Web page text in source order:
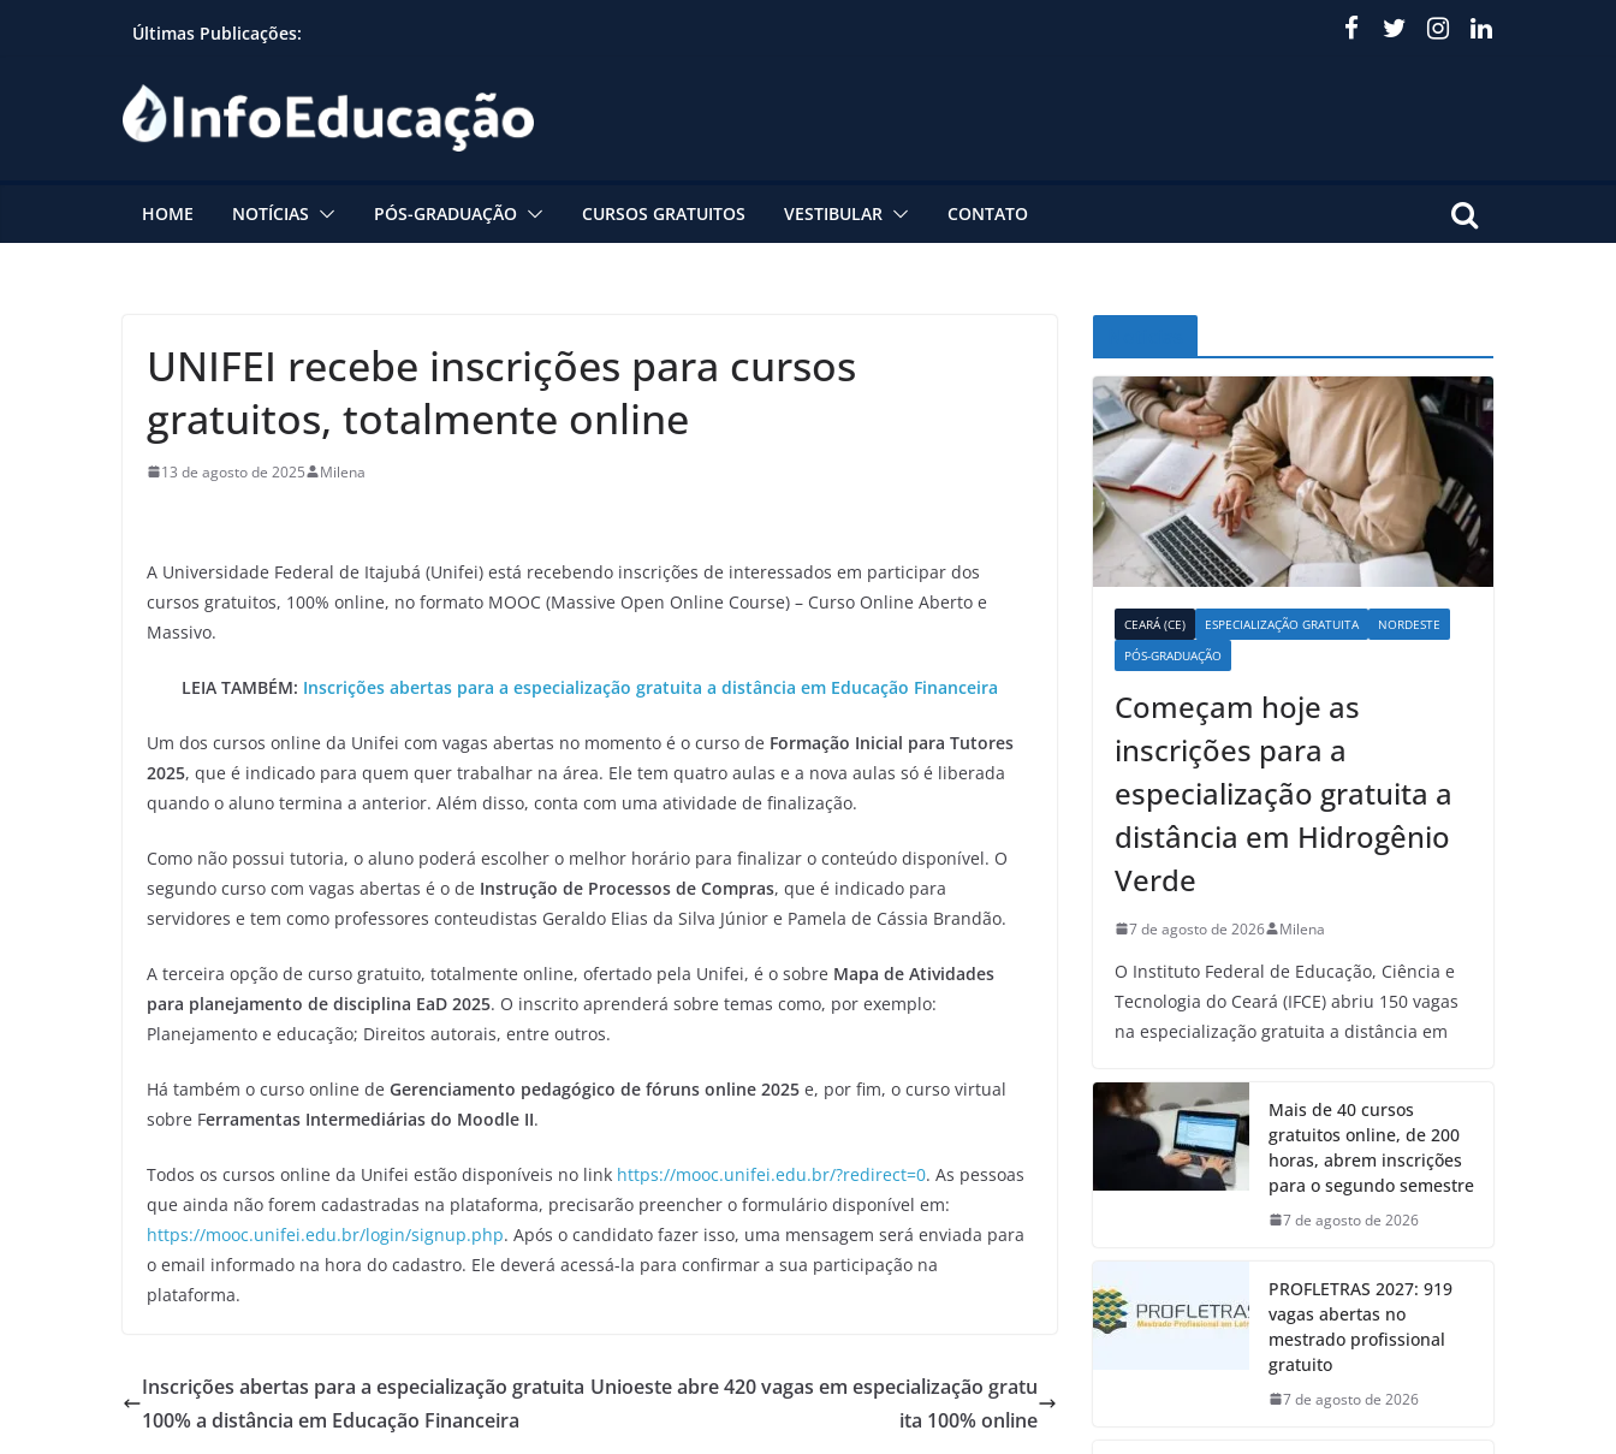
Últimas Publicações:
HOME NOTÍCIAS PÓS-GRADUAÇÃO CURSOS GRATUITOS VESTIBULAR CONTATO
UNIFEI recebe inscrições para cursos
gratuitos, totalmente online
13 de agosto de 2025 Milena
A Universidade Federal de Itajubá (Unifei) está recebendo inscrições de interessados em participar dos
cursos gratuitos, 100% online, no formato MOOC (Massive Open Online Course) – Curso Online Aberto e
Massivo.
LEIA TAMBÉM: Inscrições abertas para a especialização gratuita a distância em Educação Financeira
Um dos cursos online da Unifei com vagas abertas no momento é o curso de Formação Inicial para Tutores
2025, que é indicado para quem quer trabalhar na área. Ele tem quatro aulas e a nova aulas só é liberada
quando o aluno termina a anterior. Além disso, conta com uma atividade de finalização.
Como não possui tutoria, o aluno poderá escolher o melhor horário para finalizar o conteúdo disponível. O
segundo curso com vagas abertas é o de Instrução de Processos de Compras, que é indicado para
servidores e tem como professores conteudistas Geraldo Elias da Silva Júnior e Pamela de Cássia Brandão.
A terceira opção de curso gratuito, totalmente online, ofertado pela Unifei, é o sobre Mapa de Atividades
para planejamento de disciplina EaD 2025. O inscrito aprenderá sobre temas como, por exemplo:
Planejamento e educação; Direitos autorais, entre outros.
Há também o curso online de Gerenciamento pedagógico de fóruns online 2025 e, por fim, o curso virtual
sobre Ferramentas Intermediárias do Moodle II.
Todos os cursos online da Unifei estão disponíveis no link https://mooc.unifei.edu.br/?redirect=0. As pessoas
que ainda não forem cadastradas na plataforma, precisarão preencher o formulário disponível em:
https://mooc.unifei.edu.br/login/signup.php. Após o candidato fazer isso, uma mensagem será enviada para
o email informado na hora do cadastro. Ele deverá acessá-la para confirmar a sua participação na
plataforma.
Inscrições abertas para a especialização gratuita
100% a distância em Educação Financeira
Unioeste abre 420 vagas em especialização gratu
ita 100% online
CEARÁ (CE) ESPECIALIZAÇÃO GRATUITA
NORDESTE
PÓS-GRADUAÇÃO
Começam hoje as
inscrições para a
especialização gratuita a
distância em Hidrogênio
Verde
7 de agosto de 2026 Milena
O Instituto Federal de Educação, Ciência e
Tecnologia do Ceará (IFCE) abriu 150 vagas
na especialização gratuita a distância em
Mais de 40 cursos
gratuitos online, de 200
horas, abrem inscrições
para o segundo semestre
7 de agosto de 2026
PROFLETRAS 2027: 919
vagas abertas no
mestrado profissional
gratuito
7 de agosto de 2026